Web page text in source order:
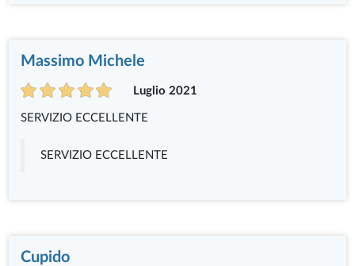
Massimo Michele
Luglio 2021
SERVIZIO ECCELLENTE
SERVIZIO ECCELLENTE
Cupido